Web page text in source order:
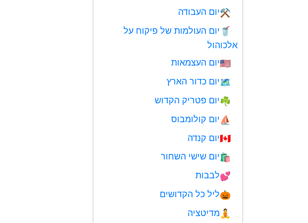
⚒️יום העבודה
🥤 יום העולמות של פיקוח על
אלכוהול
🇺🇸יום העצמאות
🗺️יום כדור הארץ
☘️יום פטריק הקדוש
⛵️יום קולומבוס
🇨🇦יום קנדה
🛍יום שישי השחור
💕לבבות
🎃ליל כל הקדושים
🧘מדיטציה